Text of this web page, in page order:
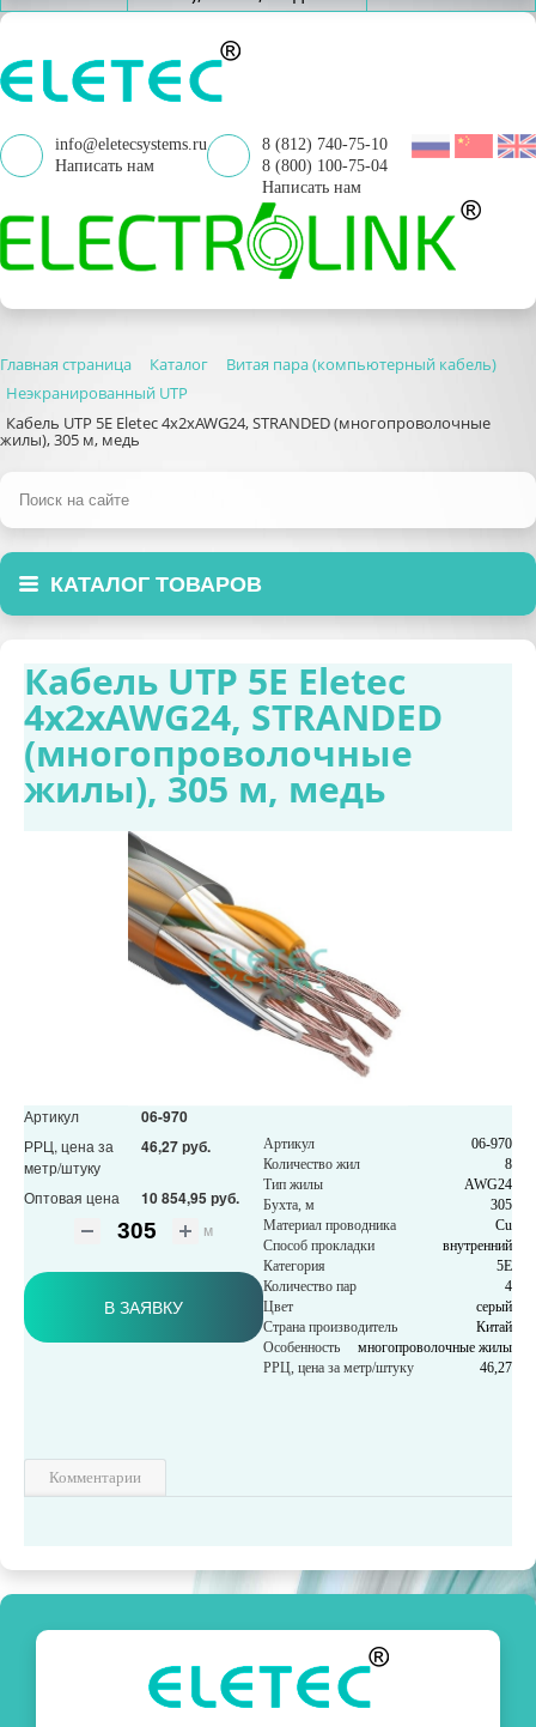
info@eletecsystems.ru
Написать нам
8 (812) 740-75-10
8 (800) 100-75-04
Написать нам
Главная страница Каталог
Витая пара (компьютерный кабель)
Неэкранированный UTP
Кабель UTP 5E Eletec 4x2xAWG24, STRANDED (многопроволочные
жилы), 305 м, медь
КАТАЛОГ ТОВАРОВ
Кабель UTP 5E Eletec
4x2xAWG24, STRANDED
(многопроволочные
жилы), 305 м, медь
Артикул 06-970
РРЦ, цена за
метр/штуку
46,27 руб.
Оптовая цена 10 854,95 руб.
м
В ЗАЯВКУ
Артикул
06-970
Количество жил
8
Тип жилы
AWG24
Бухта, м
305
Материал проводника
Cu
Способ прокладки
внутренний
Категория
5E
Количество пар
4
Цвет
серый
Страна производитель
Китай
Особенность
многопроволочные жилы
РРЦ, цена за метр/штуку
46,27
Комментарии